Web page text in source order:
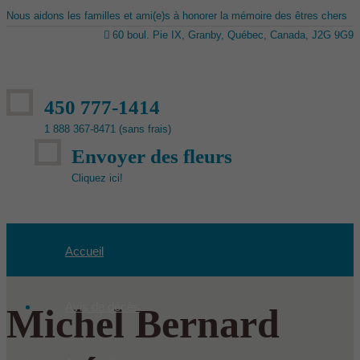
Nous aidons les familles et ami(e)s à honorer la mémoire des êtres chers
60 boul. Pie IX, Granby, Québec, Canada, J2G 9G9
450 777-1414
1 888 367-8471 (sans frais)
Envoyer des fleurs
Cliquez ici!
Accueil
Avis de décès
Michel Bernard